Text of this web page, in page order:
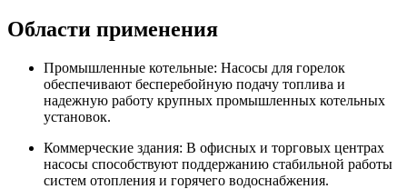
Области применения
Промышленные котельные: Насосы для горелок
обеспечивают бесперебойную подачу топлива и
надежную работу крупных промышленных котельных
установок.
Коммерческие здания: В офисных и торговых центрах
насосы способствуют поддержанию стабильной работы
систем отопления и горячего водоснабжения.